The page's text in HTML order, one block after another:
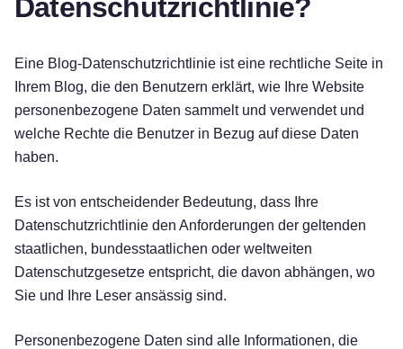
Datenschutzrichtlinie?
Eine Blog-Datenschutzrichtlinie ist eine rechtliche Seite in
Ihrem Blog, die den Benutzern erklärt, wie Ihre Website
personenbezogene Daten sammelt und verwendet und
welche Rechte die Benutzer in Bezug auf diese Daten
haben.
Es ist von entscheidender Bedeutung, dass Ihre
Datenschutzrichtlinie den Anforderungen der geltenden
staatlichen, bundesstaatlichen oder weltweiten
Datenschutzgesetze entspricht, die davon abhängen, wo
Sie und Ihre Leser ansässig sind.
Personenbezogene Daten sind alle Informationen, die